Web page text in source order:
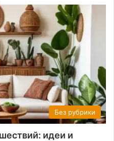
Без рубрики
идеи и